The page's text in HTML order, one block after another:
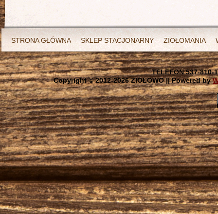
STRONA GŁÓWNA SKLEP STACJONARNY ZIOŁOMANIA
TELEFON 537-810-
Copyright © 2012-2026 ZIOŁOWO || Powered by